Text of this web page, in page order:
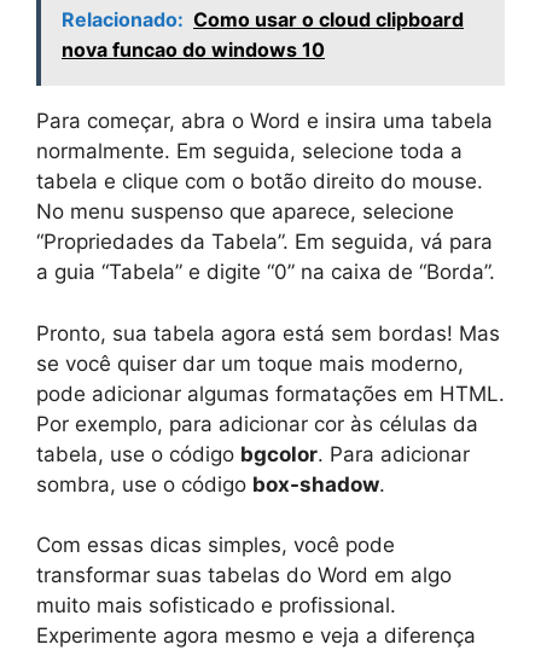
Relacionado: Como usar o cloud clipboard
nova funcao do windows 10
Para começar, abra o Word e insira uma tabela
normalmente. Em seguida, selecione toda a
tabela e clique com o botão direito do mouse.
No menu suspenso que aparece, selecione
“Propriedades da Tabela”. Em seguida, vá para
a guia “Tabela” e digite “0” na caixa de “Borda”.
Pronto, sua tabela agora está sem bordas! Mas
se você quiser dar um toque mais moderno,
pode adicionar algumas formatações em HTML.
Por exemplo, para adicionar cor às células da
tabela, use o código bgcolor. Para adicionar
sombra, use o código box-shadow.
Com essas dicas simples, você pode
transformar suas tabelas do Word em algo
muito mais sofisticado e profissional.
Experimente agora mesmo e veja a diferença